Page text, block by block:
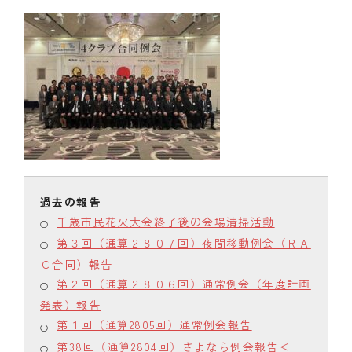
千歳市民花火大会終了後の会場清掃活動
第３回（通算２８０７回）夜間移動例会（ＲＡ
Ｃ合同）報告
第２回（通算２８０６回）通常例会（年度計画
発表）報告
第１回（通算2805回）通常例会報告
第38回（通算2804回）さよなら例会報告＜